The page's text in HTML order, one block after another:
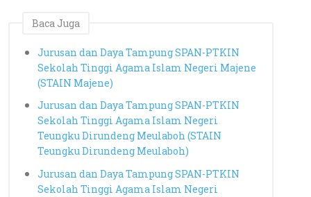
Baca Juga
Jurusan dan Daya Tampung SPAN-PTKIN
Sekolah Tinggi Agama Islam Negeri Majene
(STAIN Majene)
Jurusan dan Daya Tampung SPAN-PTKIN
Sekolah Tinggi Agama Islam Negeri
Teungku Dirundeng Meulaboh (STAIN
Teungku Dirundeng Meulaboh)
Jurusan dan Daya Tampung SPAN-PTKIN
Sekolah Tinggi Agama Islam Negeri